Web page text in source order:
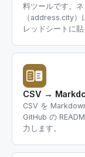
料ツールです。
（address.city
レッドシートに貼
CSV →
CSV を
GitHub の
力します。